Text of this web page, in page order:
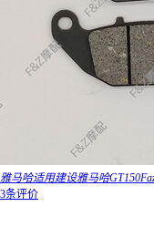
雅马哈适用建设雅马哈
3条评价